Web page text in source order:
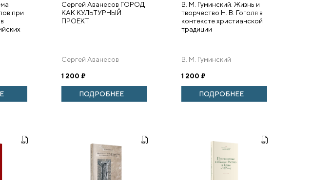
при
Сергей Аванесов ГОРОД
КАК КУЛЬТУРНЫЙ
ПРОЕКТ
Сергей Аванесов
1 200 ₽
ПОДРОБНЕЕ
В. М. Гуминский. Жизнь и
творчество Н. В. Гоголя в
контексте христианской
традиции
В. М. Гуминский
1 200 ₽
ПОДРОБНЕЕ